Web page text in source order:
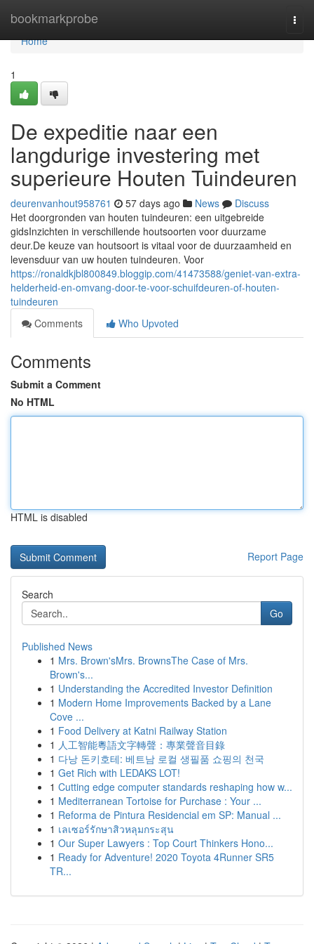
bookmarkprobe
Home
Home
1
De expeditie naar een
langdurige investering met
superieure Houten Tuindeuren
deurenvanhout958761 57 days ago News
Discuss
Het doorgronden van houten tuindeuren: een uitgebreide
gidsInzichten in verschillende houtsoorten voor duurzame
deur.De keuze van houtsoort is vitaal voor de duurzaamheid en
levensduur van uw houten tuindeuren. Voor
https://ronaldkjbl800849.bloggip.com/41473588/geniet-van-extra-
helderheid-en-omvang-door-te-voor-schuifdeuren-of-houten-
tuindeuren
Comments
Who Upvoted
Comments
Submit a Comment
No HTML
HTML is disabled
Report Page
Search
Go
Published News
1 Mrs. Brown'sMrs. BrownsThe Case of Mrs.
Brown's...
1 Understanding the Accredited Investor Definition
1 Modern Home Improvements Backed by a Lane
Cove ...
1 Food Delivery at Katni Railway Station
1 人工智能粵語文字轉聲：專業聲音目錄
1 다낭 돈키호테: 베트남 로컬 생필품 쇼핑의 천국
1 Get Rich with LEDAKS LOT!
1 Cutting edge computer standards reshaping how w...
1 Mediterranean Tortoise for Purchase : Your ...
1 Reforma de Pintura Residencial em SP: Manual ...
1 เลเซอร์รักษาสิวหลุมกระสุน
1 Our Super Lawyers : Top Court Thinkers Hono...
1 Ready for Adventure! 2020 Toyota 4Runner SR5
TR...